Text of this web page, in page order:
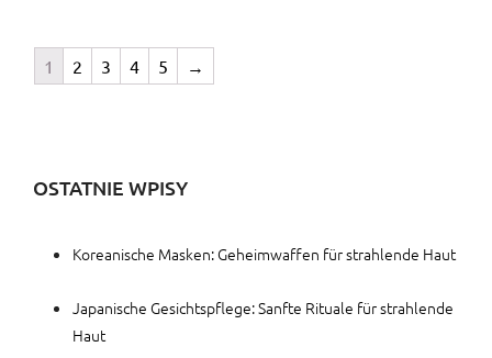
1 2 3 4 5 →
OSTATNIE WPISY
Koreanische Masken: Geheimwaffen für strahlende Haut
Japanische Gesichtspflege: Sanfte Rituale für strahlende
Haut